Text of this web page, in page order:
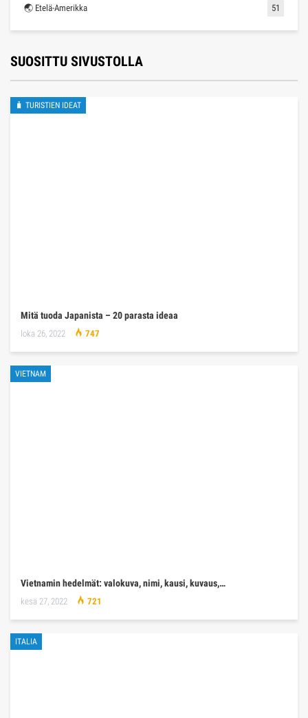
🌏 Etelä-Amerikka 51
SUOSITTU SIVUSTOLLA
🧳 TURISTIEN IDEAT
Mitä tuoda Japanista – 20 parasta ideaa
loka 26, 2022 747
VIETNAM
Vietnamin hedelmät: valokuva, nimi, kausi, kuvaus,…
kesä 27, 2022 721
ITALIA